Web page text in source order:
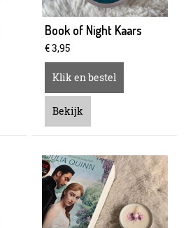
Book of Night Kaars
€3,95
Klik en bestel
Bekijk